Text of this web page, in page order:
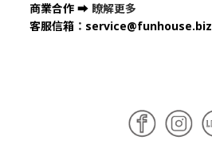
商業合作 ➡ 瞭解更多
客服信箱 ： service@funhouse.biz